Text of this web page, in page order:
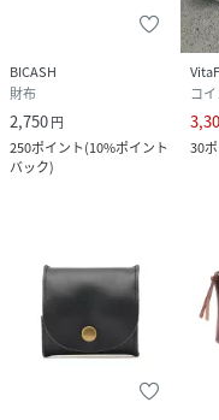
BICASH
財布
2,750円
250ポイント(10%ポイント
バック)
30